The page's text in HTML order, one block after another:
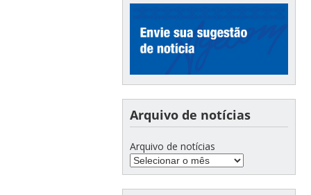
Arquivo de notícias
Arquivo de notícias